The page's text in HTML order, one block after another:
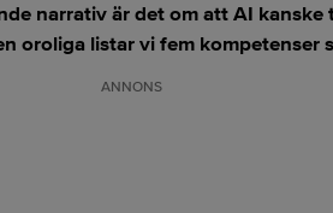
narrativ är det om att AI
oroliga listar vi fem kompetenser
ANNONS